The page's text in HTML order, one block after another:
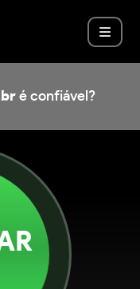
é confiável?